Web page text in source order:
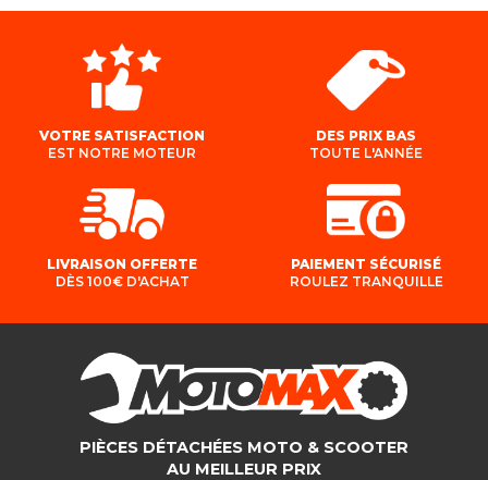
VOTRE SATISFACTION
EST NOTRE MOTEUR
DES PRIX BAS
TOUTE L'ANNÉE
LIVRAISON OFFERTE
DÈS 100€ D'ACHAT
PAIEMENT SÉCURISÉ
ROULEZ TRANQUILLE
PIÈCES DÉTACHÉES MOTO & SCOOTER
AU MEILLEUR PRIX